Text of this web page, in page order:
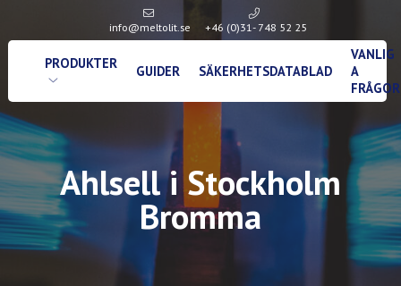
info@meltolit.se +46 (0)31- 748 52 25
PRODUKTER GUIDER SÄKERHETSDATABLAD
VANLIG
A
FRÅGOR
Ahlsell i Stockholm
Bromma